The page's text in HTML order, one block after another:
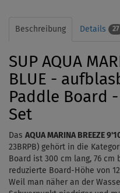
Beschreibung Details 27
SUP AQUA
BLUE -
Paddle Board
Set
Das AQUA MARINA BREEZE
23BRPB) gehört in die
Board ist 300 cm lang, 76 cm
reduzierte Board-Höhe von
Weil man näher an der